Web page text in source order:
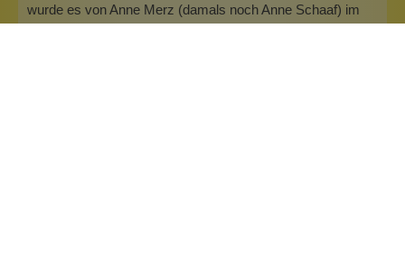
wurde es von Anne Merz (damals noch Anne Schaaf) im